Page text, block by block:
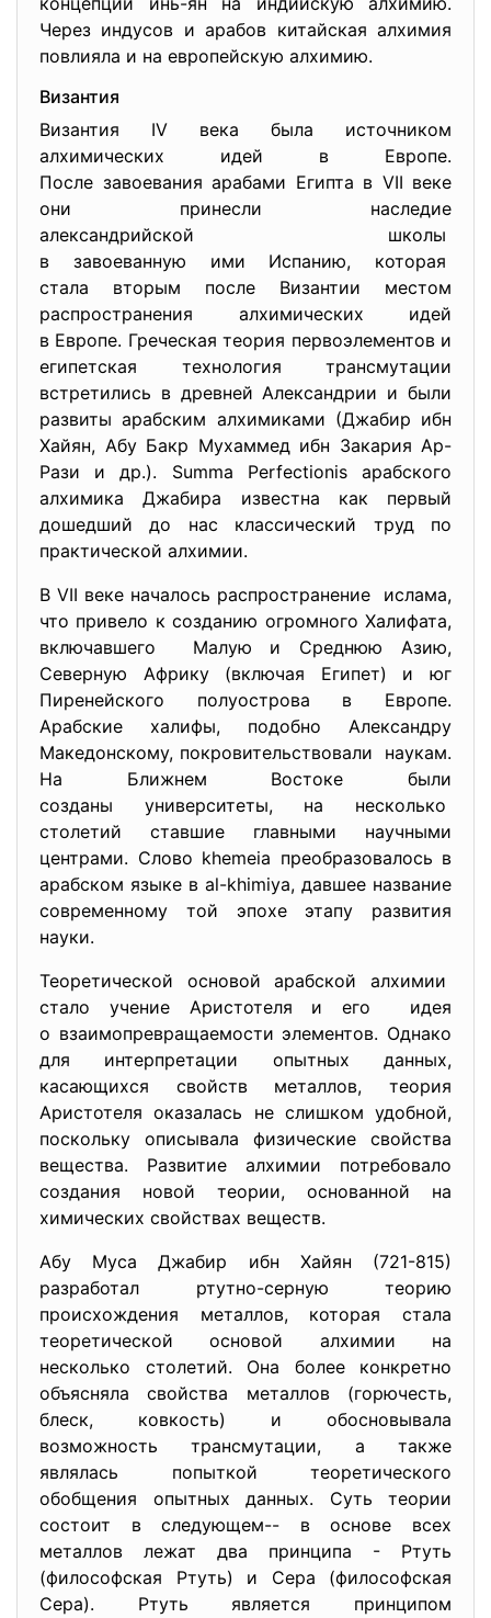
Через индусов и арабов китайская алхимия
повлияла и на европейскую алхимию.
Византия
Византия IV века была источником
алхимических идей в Европе.
После завоевания арабами Египта в VII веке
они принесли наследие
александрийской школы
в завоеванную ими Испанию, которая
стала вторым после Византии местом
распространения алхимических идей
в Европе. Греческая теория первоэлементов и
египетская технология трансмутации
встретились в древней Александрии и были
развиты арабским алхимиками (Джабир ибн
Хайян, Абу Бакр Мухаммед ибн Закария Ар-
Рази и др.). Summa Perfectionis арабского
алхимика Джабира известна как первый
дошедший до нас классический труд по
практической алхимии.
В VII веке началось распространение ислама,
что привело к созданию огромного Халифата,
включавшего Малую и Среднюю Азию,
Северную Африку (включая Египет) и юг
Пиренейского полуострова в Европе.
Арабские халифы, подобно Александру
Македонскому, покровительствовали наукам.
На Ближнем Востоке были
созданы университеты, на несколько
столетий ставшие главными научными
центрами. Слово khemeia преобразовалось в
арабском языке в al-khimiya, давшее название
современному той эпохе этапу развития
науки.
Теоретической основой арабской алхимии
стало учение Аристотеля и его идея
о взаимопревращаемости элементов. Однако
для интерпретации опытных данных,
касающихся свойств металлов, теория
Аристотеля оказалась не слишком удобной,
поскольку описывала физические свойства
вещества. Развитие алхимии потребовало
создания новой теории, основанной на
химических свойствах веществ.
Абу Муса Джабир ибн Хайян (721-815)
разработал ртутно-серную теорию
происхождения металлов, которая стала
теоретической основой алхимии на
несколько столетий. Она более конкретно
объясняла свойства металлов (горючесть,
блеск, ковкость) и обосновывала
возможность трансмутации, а также
являлась попыткой теоретического
обобщения опытных данных. Суть теории
состоит в следующем-- в основе всех
металлов лежат два принципа - Ртуть
(философская Ртуть) и Сера (философская
Сера). Ртуть является принципом